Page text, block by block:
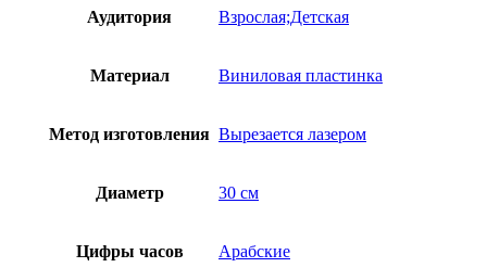
Аудитория Взрослая;Детская
Материал Виниловая пластинка
Метод изготовления Вырезается лазером
Диаметр 30 см
Цифры часов Арабские